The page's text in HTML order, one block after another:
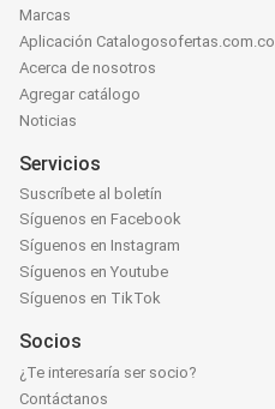
Marcas
Aplicación Catalogosofertas.com.co
Acerca de nosotros
Agregar catálogo
Noticias
Servicios
Suscríbete al boletín
Síguenos en Facebook
Síguenos en Instagram
Síguenos en Youtube
Síguenos en TikTok
Socios
¿Te interesaría ser socio?
Contáctanos